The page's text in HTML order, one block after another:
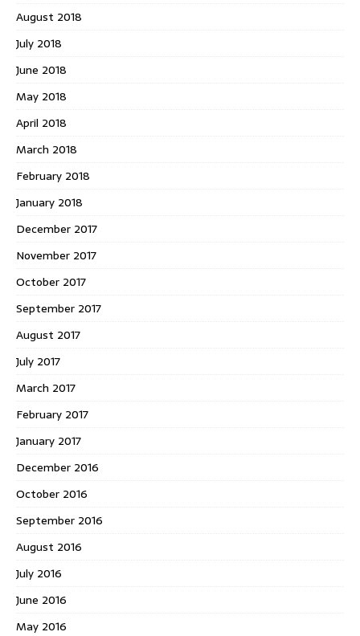
August 2018
July 2018
June 2018
May 2018
April 2018
March 2018
February 2018
January 2018
December 2017
November 2017
October 2017
September 2017
August 2017
July 2017
March 2017
February 2017
January 2017
December 2016
October 2016
September 2016
August 2016
July 2016
June 2016
May 2016